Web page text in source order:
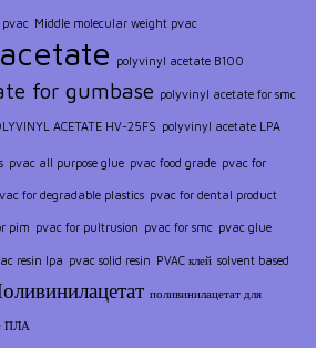
L pvac Middle molecular weight pvac
polyvinyl acetate B100
for gumbase polyvinyl acetate for smc
ACETATE HV-25FS polyvinyl acetate LPA
pvac all purpose glue pvac food grade pvac for
for degradable plastics pvac for dental product
pim pvac for pultrusion pvac for smc pvac glue
resin lpa pvac solid resin PVAC клей solvent based
поливинилацетат для
ПЛА